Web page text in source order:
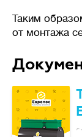
Таким
от монтажа